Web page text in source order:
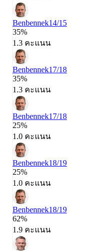
Benbennek14/15
35%
1.3 คะแนน
Benbennek17/18
35%
1.3 คะแนน
Benbennek17/18
25%
1.0 คะแนน
Benbennek18/19
25%
1.0 คะแนน
Benbennek18/19
62%
1.9 คะแนน